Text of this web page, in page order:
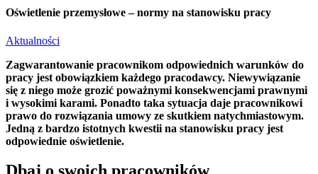
Oświetlenie przemysłowe – normy na stanowisku pracy
Aktualności
Zagwarantowanie pracownikom odpowiednich warunków do
pracy jest obowiązkiem każdego pracodawcy. Niewywiązanie
się z niego może grozić poważnymi konsekwencjami prawnymi
i wysokimi karami. Ponadto taka sytuacja daje pracownikowi
prawo do rozwiązania umowy ze skutkiem natychmiastowym.
Jedną z bardzo istotnych kwestii na stanowisku pracy jest
odpowiednie oświetlenie.